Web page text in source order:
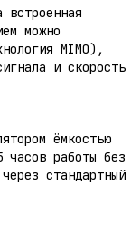
встроенная
можно
MIMO),
и скорость
ёмкостью
часов работы без
стандартный